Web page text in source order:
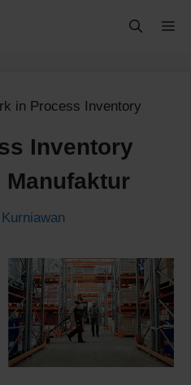
in Process Inventory
Inventory